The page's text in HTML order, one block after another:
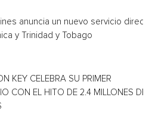
anuncia un nuevo servicio
y Trinidad y Tobago
KEY CELEBRA SU PRIMER
CON EL HITO DE 2.4 MILLONES DE